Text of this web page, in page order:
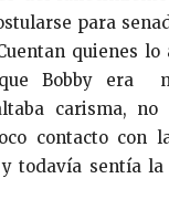
para
quienes lo
Bobby era
carisma, no
contacto con
todavía sentía